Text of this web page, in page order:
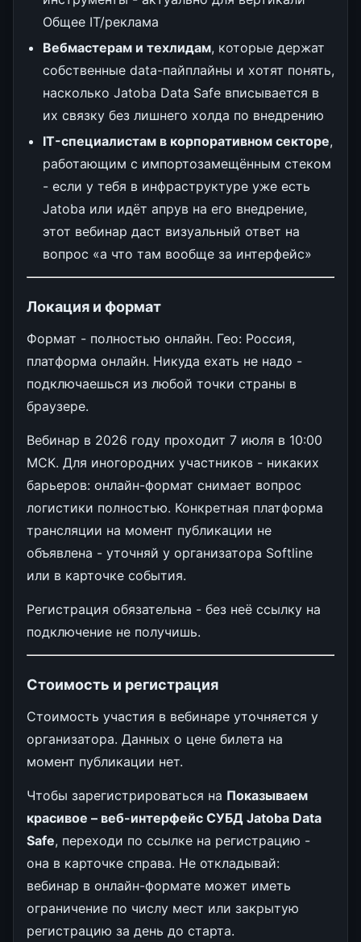
Общее IT/реклама
Вебмастерам и техлидам, которые держат
собственные data-пайплайны и хотят понять,
насколько Jatoba Data Safe вписывается в
их связку без лишнего холда по внедрению
IT-специалистам в корпоративном секторе,
работающим с импортозамещённым стеком
- если у тебя в инфраструктуре уже есть
Jatoba или идёт апрув на его внедрение,
этот вебинар даст визуальный ответ на
вопрос «а что там вообще за интерфейс»
Локация и формат
Формат - полностью онлайн. Гео: Россия,
платформа онлайн. Никуда ехать не надо -
подключаешься из любой точки страны в
браузере.
Вебинар в 2026 году проходит 7 июля в 10:00
МСК. Для иногородних участников - никаких
барьеров: онлайн-формат снимает вопрос
логистики полностью. Конкретная платформа
трансляции на момент публикации не
объявлена - уточняй у организатора Softline
или в карточке события.
Регистрация обязательна - без неё ссылку на
подключение не получишь.
Стоимость и регистрация
Стоимость участия в вебинаре уточняется у
организатора. Данных о цене билета на
момент публикации нет.
Чтобы зарегистрироваться на Показываем
красивое – веб-интерфейс СУБД Jatoba Data
Safe, переходи по ссылке на регистрацию -
она в карточке справа. Не откладывай:
вебинар в онлайн-формате может иметь
ограничение по числу мест или закрытую
регистрацию за день до старта.